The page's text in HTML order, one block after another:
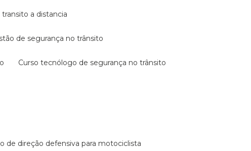
transito a distancia
de segurança no trânsito
curso tecnólogo de segurança no trânsito
de direção defensiva para motociclista